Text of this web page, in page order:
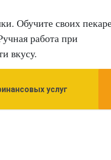
Обучите своих
работа при
вкусу.
услуг